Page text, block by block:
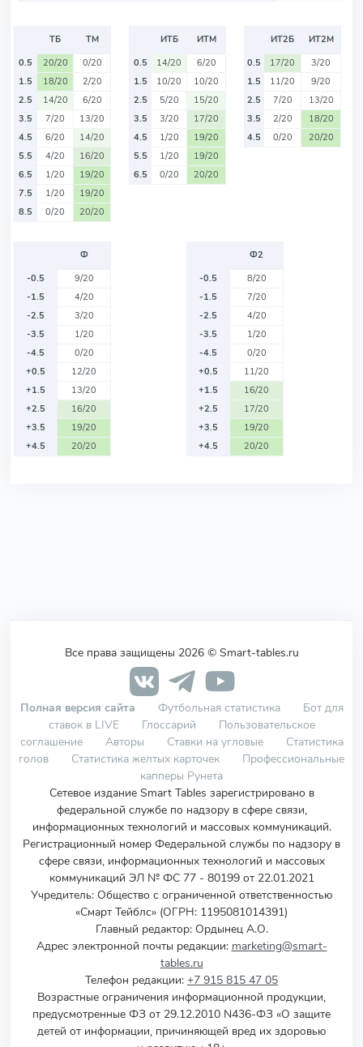
ТБ
ТМ
0.5
20/20
0/20
1.5
18/20
2/20
2.5
14/20
6/20
3.5
7/20
13/20
4.5
6/20
14/20
5.5
4/20
16/20
6.5
1/20
19/20
7.5
1/20
19/20
8.5
0/20 20/20
ИТБ
ИТМ
0.5
14/20
6/20
1.5
10/20
10/20
2.5
5/20
15/20
3.5
3/20
17/20
4.5
1/20
19/20
5.5
1/20
19/20
6.5
0/20 20/20
ИТ2Б
ИТ2М
0.5
17/20
3/20
1.5
11/20
9/20
2.5
7/20
13/20
3.5
2/20
18/20
4.5
0/20 20/20
Ф
-0.5
9/20
-1.5
4/20
-2.5
3/20
-3.5
1/20
-4.5
0/20
+0.5
12/20
+1.5
13/20
+2.5
16/20
+3.5
19/20
+4.5
20/20
Ф2
-0.5
8/20
-1.5
7/20
-2.5
4/20
-3.5
1/20
-4.5
0/20
+0.5
11/20
+1.5
16/20
+2.5
17/20
+3.5
19/20
+4.5
20/20
Все права защищены 2026 © Smart-tables.ru
Полная версия сайта Футбольная статистика
Бот для
ставок в LIVE
Глоссарий
Пользовательское
соглашение
Авторы Ставки на угловые
Статистика
голов
Статистика желтых карточек
Профессиональные
капперы Рунета
Сетевое издание Smart Tables зарегистрировано в
федеральной службе по надзору в сфере связи,
информационных технологий и массовых коммуникаций.
Регистрационный номер Федеральной службы по надзору в
сфере связи, информационных технологий и массовых
коммуникаций ЭЛ № ФС 77 - 80199 от 22.01.2021
Учредитель: Общество с ограниченной ответственностью
«Смарт Тейблс» (ОГРН: 1195081014391)
Главный редактор: Ордынец А.О.
Адрес электронной почты редакции: marketing@smart-
tables.ru
Телефон редакции: +7 915 815 47 05
Возрастные ограничения информационной продукции,
предусмотренные ФЗ от 29.12.2010 N436-ФЗ «О защите
детей от информации, причиняющей вред их здоровью